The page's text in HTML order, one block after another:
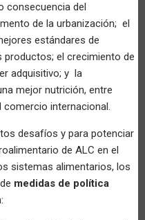
consecuencia del
de la urbanización; el
estándares de
productos; el crecimiento de
adquisitivo; y la
mejor nutrición, entre
internacional.
desafíos y para potenciar
de ALC en el
sistemas alimentarios, los
medidas de política